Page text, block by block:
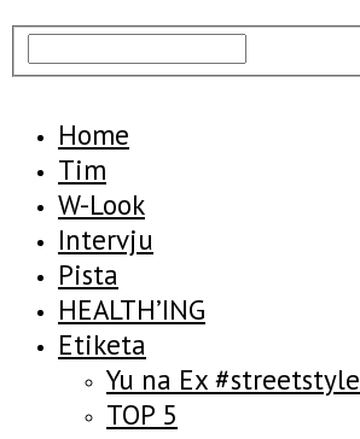
Home
Tim
W-Look
Intervju
Pista
HEALTH’ING
Etiketa
Yu na Ex #streetstyle
TOP 5